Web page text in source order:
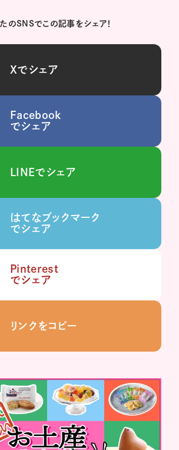
のSNSでこの記事をシェア！
Xでシェア
Facebook
でシェア
LINEでシェア
はてなブックマーク
でシェア
Pinterest
でシェア
リンクをコピー